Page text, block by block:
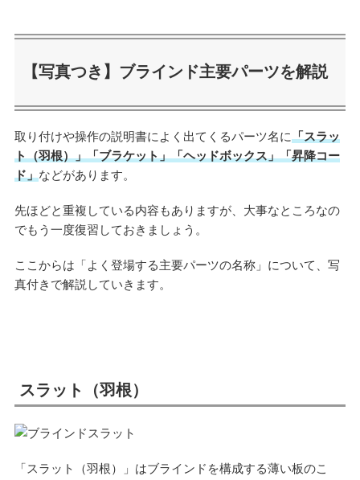
【写真つき】ブラインド主要パーツを解説
取り付けや操作の説明書によく出てくるパーツ名に「スラッ
ト（羽根）」「ブラケット」「ヘッドボックス」「昇降コー
ド」などがあります。
先ほどと重複している内容もありますが、大事なところなの
でもう一度復習しておきましょう。
ここからは「よく登場する主要パーツの名称」について、写
真付きで解説していきます。
スラット（羽根）
「スラット（羽根）」はブラインドを構成する薄い板のこ